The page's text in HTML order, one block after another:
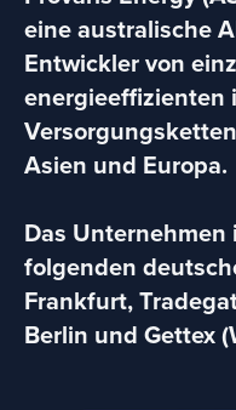
eine australische
Entwickler von
energieeffizienten
Asien und Europa.
Das
folgenden
Frankfurt,
Berlin und Gettex